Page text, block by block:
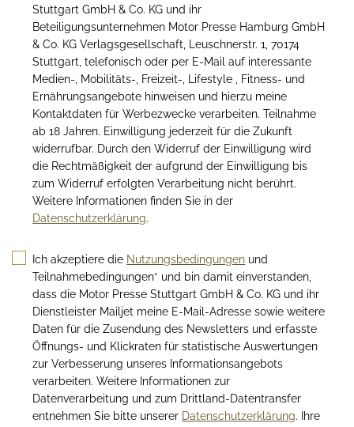
Stuttgart GmbH & Co. KG und ihr
Beteiligungsunternehmen Motor Presse Hamburg GmbH
& Co. KG Verlagsgesellschaft, Leuschnerstr. 1, 70174
Stuttgart, telefonisch oder per E-Mail auf interessante
Medien-, Mobilitäts-, Freizeit-, Lifestyle , Fitness- und
Ernährungsangebote hinweisen und hierzu meine
Kontaktdaten für Werbezwecke verarbeiten. Teilnahme
ab 18 Jahren. Einwilligung jederzeit für die Zukunft
widerrufbar. Durch den Widerruf der Einwilligung wird
die Rechtmäßigkeit der aufgrund der Einwilligung bis
zum Widerruf erfolgten Verarbeitung nicht berührt.
Weitere Informationen finden Sie in der
Datenschutzerklärung.
Ich akzeptiere die Nutzungsbedingungen und
Teilnahmebedingungen* und bin damit einverstanden,
dass die Motor Presse Stuttgart GmbH & Co. KG und ihr
Dienstleister Mailjet meine E-Mail-Adresse sowie weitere
Daten für die Zusendung des Newsletters und erfasste
Öffnungs- und Klickraten für statistische Auswertungen
zur Verbesserung unseres Informationsangebots
verarbeiten. Weitere Informationen zur
Datenverarbeitung und zum Drittland-Datentransfer
entnehmen Sie bitte unserer Datenschutzerklärung. Ihre